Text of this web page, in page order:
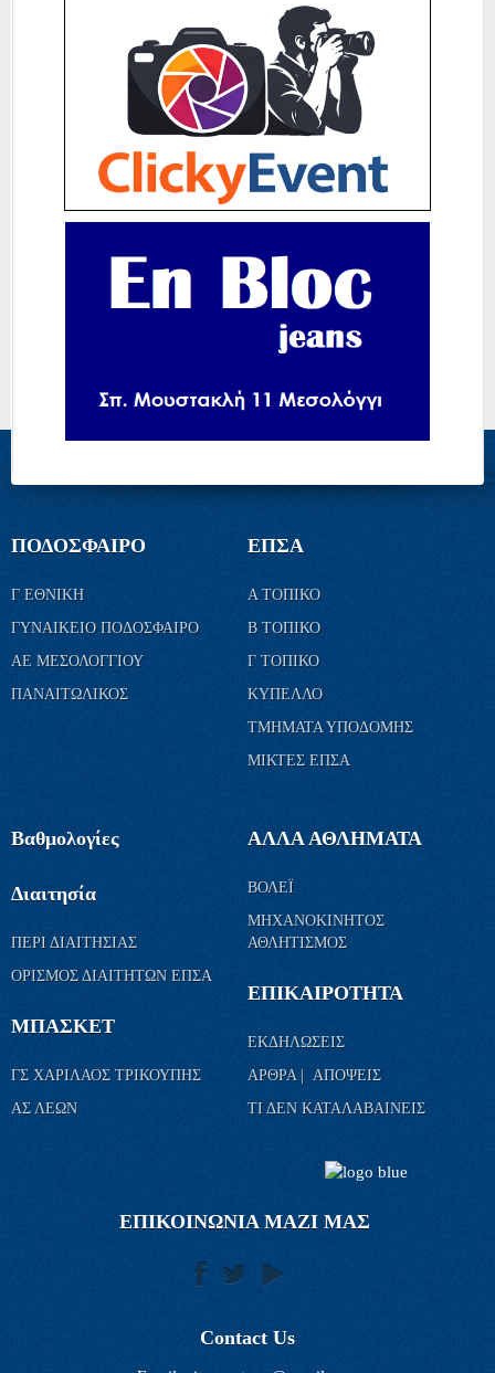
ΠΟΔΟΣΦΑΙΡΟ
Γ ΕΘΝΙΚΗ
ΓΥΝΑΙΚΕΙΟ ΠΟΔΟΣΦΑΙΡΟ
ΑΕ ΜΕΣΟΛΟΓΓΙΟΥ
ΠΑΝΑΙΤΩΛΙΚΟΣ
ΕΠΣΑ
Α ΤΟΠΙΚΟ
Β ΤΟΠΙΚΟ
Γ ΤΟΠΙΚΟ
ΚΥΠΕΛΛΟ
ΤΜΗΜΑΤΑ ΥΠΟΔΟΜΗΣ
ΜΙΚΤΕΣ ΕΠΣΑ
Βαθμολογίες
Διαιτησία
ΠΕΡΙ ΔΙΑΙΤΗΣΙΑΣ
ΟΡΙΣΜΟΣ ΔΙΑΙΤΗΤΩΝ ΕΠΣΑ
ΜΠΑΣΚΕΤ
ΓΣ ΧΑΡΙΛΑΟΣ ΤΡΙΚΟΥΠΗΣ
ΑΣ ΛΕΩΝ
ΑΛΛΑ ΑΘΛΗΜΑΤΑ
ΒΟΛΕΪ
ΜΗΧΑΝΟΚΙΝΗΤΟΣ
ΑΘΛΗΤΙΣΜΟΣ
ΕΠΙΚΑΙΡΟΤΗΤΑ
ΕΚΔΗΛΩΣΕΙΣ
ΑΡΘΡΑ | ΑΠΟΨΕΙΣ
ΤΙ ΔΕΝ ΚΑΤΑΛΑΒΑΙΝΕΙΣ
ΕΠΙΚΟΙΝΩΝΙΑ ΜΑΖΙ ΜΑΣ
Contact Us